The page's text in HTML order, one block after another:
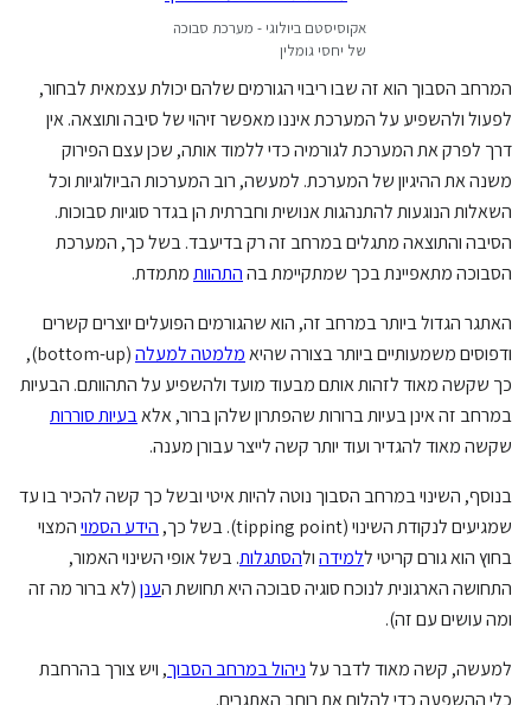
אקוסיסטם ביולוגי - מערכת סבוכה
של יחסי גומלין
המרחב הסבוך הוא זה שבו ריבוי הגורמים שלהם יכולת עצמאית לבחור,
לפעול ולהשפיע על המערכת איננו מאפשר זיהוי של סיבה ותוצאה. אין
דרך לפרק את המערכת לגורמיה כדי ללמוד אותה, שכן עצם הפירוק
משנה את ההיגיון של המערכת. למעשה, רוב המערכות הביולוגיות וכל
השאלות הנוגעות להתנהגות אנושית וחברתית הן בגדר סוגיות סבוכות.
הסיבה והתוצאה מתגלים במרחב זה רק בדיעבד. בשל כך, המערכת
הסבוכה מתאפיינת בכך שמתקיימת בההתהוותמתמדת.
האתגר הגדול ביותר במרחב זה, הוא שהגורמים הפועלים יוצרים קשרים
ודפוסים משמעותיים ביותר בצורה שהיאמלמטה למעלה
(bottom-up),
כך שקשה מאוד לזהות אותם מבעוד מועד ולהשפיע על התהוותם. הבעיות
במרחב זה אינן בעיות ברורות שהפתרון שלהן ברור, אלאבעיות סוררות
שקשה מאוד להגדיר ועוד יותר קשה לייצר עבורן מענה.
בנוסף, השינוי במרחב הסבוך נוטה להיות איטי ובשל כך קשה להכיר בו עד
שמגיעים לנקודת השינוי (tipping point). בשל כך,
הידע הסמויהמצוי
בחוץ הוא גורם קריטי ללמידהולהסתגלות. בשל אופי השינוי האמור,
התחושה הארגונית לנוכח סוגיה סבוכה היא תחושת הענן(לא ברור מה זה
ומה עושים עם זה).
למעשה, קשה מאוד לדבר עלניהול במרחב הסבוך, ויש צורך בהרחבת
כלי ההשפעה כדי להלום את רוחב האתגרים.